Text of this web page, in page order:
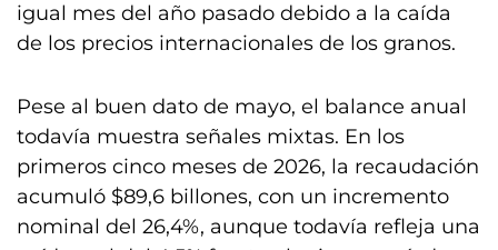
igual mes del año pasado debido a la caída
de los precios internacionales de los granos.
Pese al buen dato de mayo, el balance anual
todavía muestra señales mixtas. En los
primeros cinco meses de 2026, la recaudación
acumuló $89,6 billones, con un incremento
nominal del 26,4%, aunque todavía refleja una